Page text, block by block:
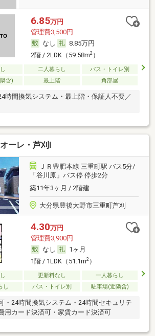
6.85万円
管理費3,500円
なし
8.85万円
2階 / 2LDK（59.58m2）
二人暮らし
バス・トイレ別
含)
最上階 角部屋
時間換気システム・最上階・保証人不要／
ーレ・芦刈Ⅰ
ＪＲ豊肥本線 三重町駅 バス5分/
「谷川原」バス停 停歩2分
築11年3ヶ月 / 2階建
大分県豊後大野市三重町芦刈
4.30万円
管理費3,900円
なし
1ヶ月
1階 / 1LDK（51.1m2）
更新料なし
一人暮らし
し
バス・トイレ別 駐車場(近隣含)
・24時間換気システム・24時間セキュリテ
用カード決済可・家賃カード決済可